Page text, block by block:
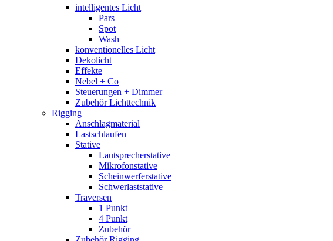
intelligentes Licht
Pars
Spot
Wash
konventionelles Licht
Dekolicht
Effekte
Nebel + Co
Steuerungen + Dimmer
Zubehör Lichttechnik
Rigging
Anschlagmaterial
Lastschlaufen
Stative
Lautsprecherstative
Mikrofonstative
Scheinwerferstative
Schwerlaststative
Traversen
1 Punkt
4 Punkt
Zubehör